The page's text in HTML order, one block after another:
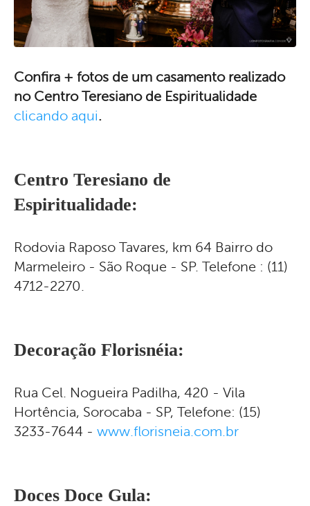
Confira + fotos de um casamento realizado
no Centro Teresiano de Espiritualidade
clicando aqui.
Centro Teresiano de
Espiritualidade:
Rodovia Raposo Tavares, km 64 Bairro do
Marmeleiro - São Roque - SP. Telefone : (11)
4712-2270.
Decoração Florisnéia:
Rua Cel. Nogueira Padilha, 420 - Vila
Hortência, Sorocaba - SP, Telefone: (15)
3233-7644 - www.florisneia.com.br
Doces Doce Gula: